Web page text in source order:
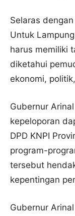
Selaras
Untuk
harus memiliki
diketahui
ekonomi,
Gubernur
kepeloporan
DPD KNPI
program-
tersebut
kepentingan
Gubernur